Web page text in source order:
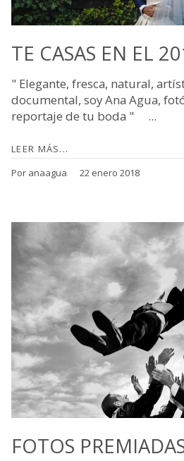
TE CASAS EN EL
" Elegante, fresca, natural,
documental, soy Ana Agua,
reportaje de tu boda " ...
LEER MÁS...
Por anaagua 22 enero 2018
FOTOS